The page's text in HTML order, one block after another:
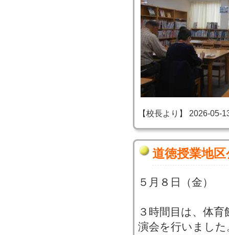
【校長より】 2026-05-
道徳授業地
５月８日（金）
３時間目は、体
演会を行いました